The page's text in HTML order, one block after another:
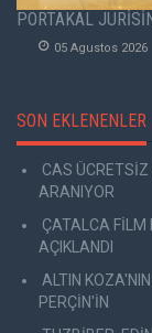
PORTAKAL
05 Agustos 2026
SON EKLENENLER
CAS ÜCRETSİZ
ARANIYOR
ÇATALCA FİLM
AÇIKLANDI
ALTIN
PERÇİN'İN